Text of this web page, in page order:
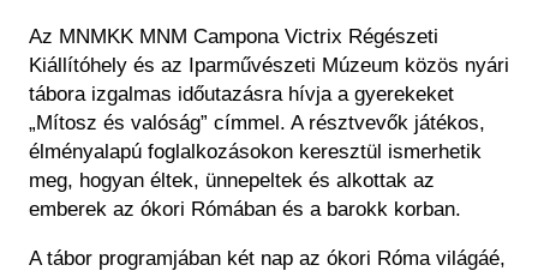
Coins Collection
Central Archive
Az MNMKK MNM Campona Victrix Régészeti
Kiállítóhely és az Iparművészeti Múzeum közös nyári
tábora izgalmas időutazásra hívja a gyerekeket
„Mítosz és valóság” címmel. A résztvevők játékos,
élményalapú foglalkozásokon keresztül ismerhetik
meg, hogyan éltek, ünnepeltek és alkottak az
emberek az ókori Rómában és a barokk korban.
A tábor programjában két nap az ókori Róma világáé,